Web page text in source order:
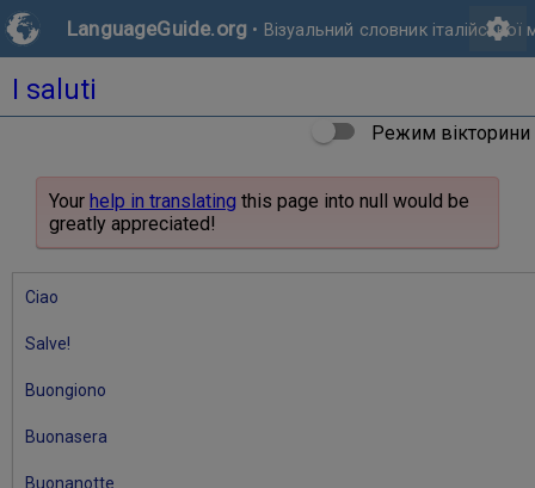
LanguageGuide.org • Візуальний словник італійської
settings
I saluti
Режим вікторини
Your help in translating this page into null would be
greatly appreciated!
Ciao
Salve!
Buongiono
Buonasera
Buonanotte